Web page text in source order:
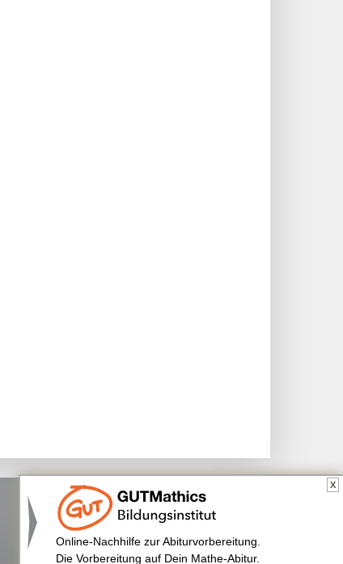
X
Online-Nachhilfe zur Abiturvorbereitung.
Die Vorbereitung auf Dein Mathe-Abitur.